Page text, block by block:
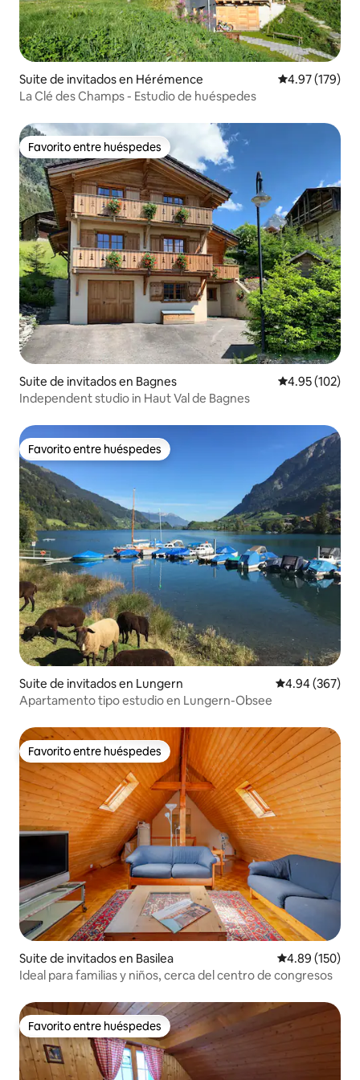
Suite de invitados en Hérémence Calificación
4.97 (179)
La Clé des Champs - Estudio de huéspedes
Favorito entre huéspedes
Favorito entre huéspedes
Suite de invitados en Bagnes Calificación
4.95 (102)
Independent studio in Haut Val de Bagnes
Favorito entre huéspedes
Favorito entre huéspedes
Suite de invitados en Lungern Calificación
4.94 (367)
Apartamento tipo estudio en Lungern-Obsee
Favorito entre huéspedes
Favorito entre huéspedes
Suite de invitados en Basilea Calificación
4.89 (150)
Ideal para familias y niños, cerca del centro de congresos
Favorito entre huéspedes
Favorito entre huéspedes